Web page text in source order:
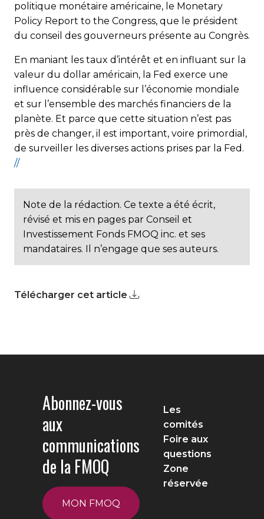
politique monétaire américaine, le Monetary
Policy Report to the Congress, que le prési­dent
du conseil des gouverneurs présente au Congrès.
En maniant les taux d’intérêt et en influant sur la
valeur du dollar américain, la Fed exerce une
influence considérable sur l’économie mondiale
et sur l’ensemble des marchés financiers de la
planète. Et parce que cette situation n’est pas
près de changer, il est important, voire primordial,
de surveiller les diverses actions prises par la Fed.
//
Note de la rédaction. Ce texte a été écrit,
révisé et mis en pages par Conseil et
Investissement Fonds FMOQ inc. et ses
mandataires. Il n’engage que ses auteurs.
Télécharger cet article
Abonnez-vous
aux
communications
de la FMOQ
MON FMOQ
Les
comités
Foire aux
questions
Zone
réservée